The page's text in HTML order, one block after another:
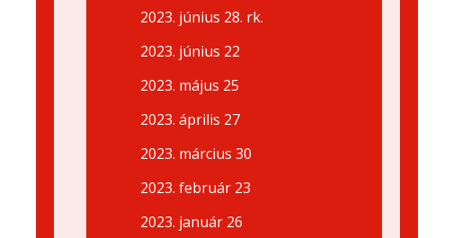
2023. június 28. rk.
2023. június 22
2023. május 25
2023. április 27
2023. március 30
2023. február 23
2023. január 26